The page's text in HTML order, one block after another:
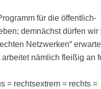
für die öffentlich-
demnächst dürfen wir
Netzwerken“
nämlich fleißig an
= rechtsextrem = rechts =